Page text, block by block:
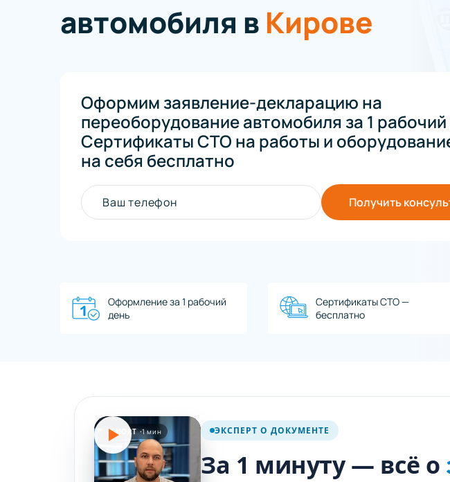
автомобиля в Кирове
Оформим заявление-декларацию на
переоборудование автомобиля за 1
Сертификаты СТО на работы и
на себя бесплатно
Ваш телефон Получить
Оформление за 1 рабочий
день
Сертификаты СТО —
бесплатно
SHORT ·1 мин ЭКСПЕРТ О ДОКУМЕНТЕ
За 1 минуту — всё о